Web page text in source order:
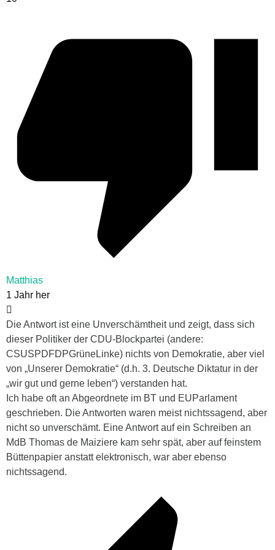
Matthias
1 Jahr her
Die Antwort ist eine Unverschämtheit und zeigt, dass sich
dieser Politiker der CDU-Blockpartei (andere:
CSUSPDFDPGrüneLinke) nichts von Demokratie, aber viel
von „Unserer Demokratie“ (d.h. 3. Deutsche Diktatur in der
„wir gut und gerne leben“) verstanden hat.
Ich habe oft an Abgeordnete im BT und EUParlament
geschrieben. Die Antworten waren meist nichtssagend, aber
nicht so unverschämt. Eine Antwort auf ein Schreiben an
MdB Thomas de Maiziere kam sehr spät, aber auf feinstem
Büttenpapier anstatt elektronisch, war aber ebenso
nichtssagend.